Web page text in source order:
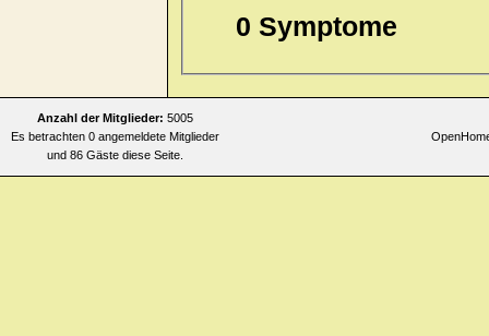
0 Symptome
Anzahl der Mitglieder: 5005
Es betrachten 0 angemeldete Mitglieder
und 86 Gäste diese Seite.